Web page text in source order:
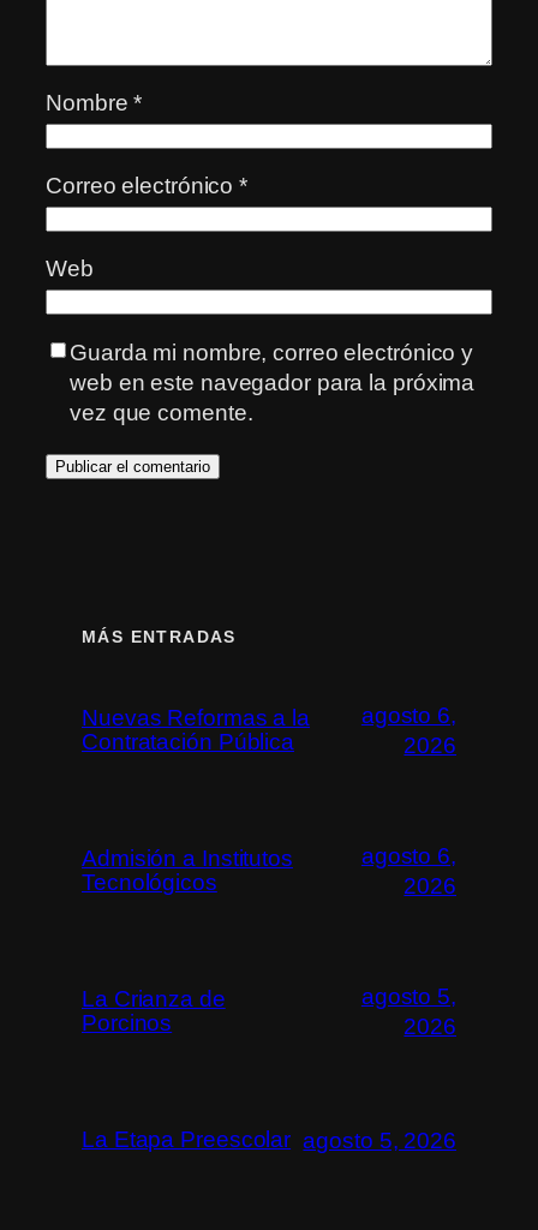
Nombre*
Correo electrónico*
Web
Guarda mi nombre, correo electrónico y
web en este navegador para la próxima
vez que comente.
MÁS ENTRADAS
Nuevas Reformas a la
Contratación Pública
agosto 6,
2026
Admisión a Institutos
Tecnológicos
agosto 6,
2026
La Crianza de
Porcinos
agosto 5,
2026
La Etapa Preescolar agosto 5, 2026